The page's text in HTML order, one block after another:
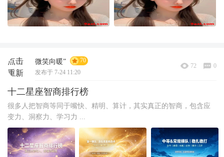
点击
重新
加载
72 0
微笑向暖”
70
发布于 7-24 11:20
十二星座智商排行榜
很多人把智商等同于嘴快、精明、算计，其实真正的智商，包含应
变力、洞察力、学习力 ...